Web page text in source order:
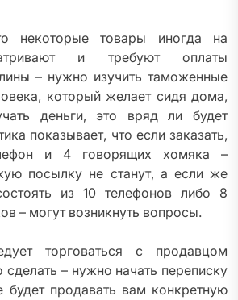
некоторые товары иногда на
и требуют оплаты
– нужно изучить таможенные
который желает сидя дома,
деньги, это вряд ли будет
показывает, что если заказать,
и 4 говорящих хомяка –
посылку не станут, а если же
из 10 телефонов либо 8
– могут возникнуть вопросы.
торговаться с продавцом
сделать – нужно начать переписку
будет продавать вам конкретную